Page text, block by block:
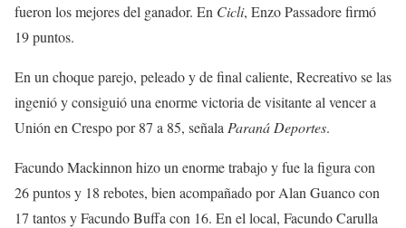
fueron los mejores del ganador. En Cicli, Enzo Passadore firmó
19 puntos.
En un choque parejo, peleado y de final caliente, Recreativo se las
ingenió y consiguió una enorme victoria de visitante al vencer a
Unión en Crespo por 87 a 85, señala Paraná Deportes.
Facundo Mackinnon hizo un enorme trabajo y fue la figura con
26 puntos y 18 rebotes, bien acompañado por Alan Guanco con
17 tantos y Facundo Buffa con 16. En el local, Facundo Carulla